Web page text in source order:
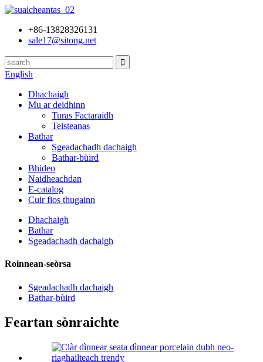
+86-13828326131
sale17@sitong.net
English
Dhachaigh
Mu ar deidhinn
Turas Factaraidh
Teisteanas
Bathar
Sgeadachadh dachaigh
Bathar-bùird
Bhideo
Naidheachdan
E-catalog
Cuir fios thugainn
Dhachaigh
Bathar
Sgeadachadh dachaigh
Roinnean-seòrsa
Sgeadachadh dachaigh
Bathar-bùird
Feartan sònraichte